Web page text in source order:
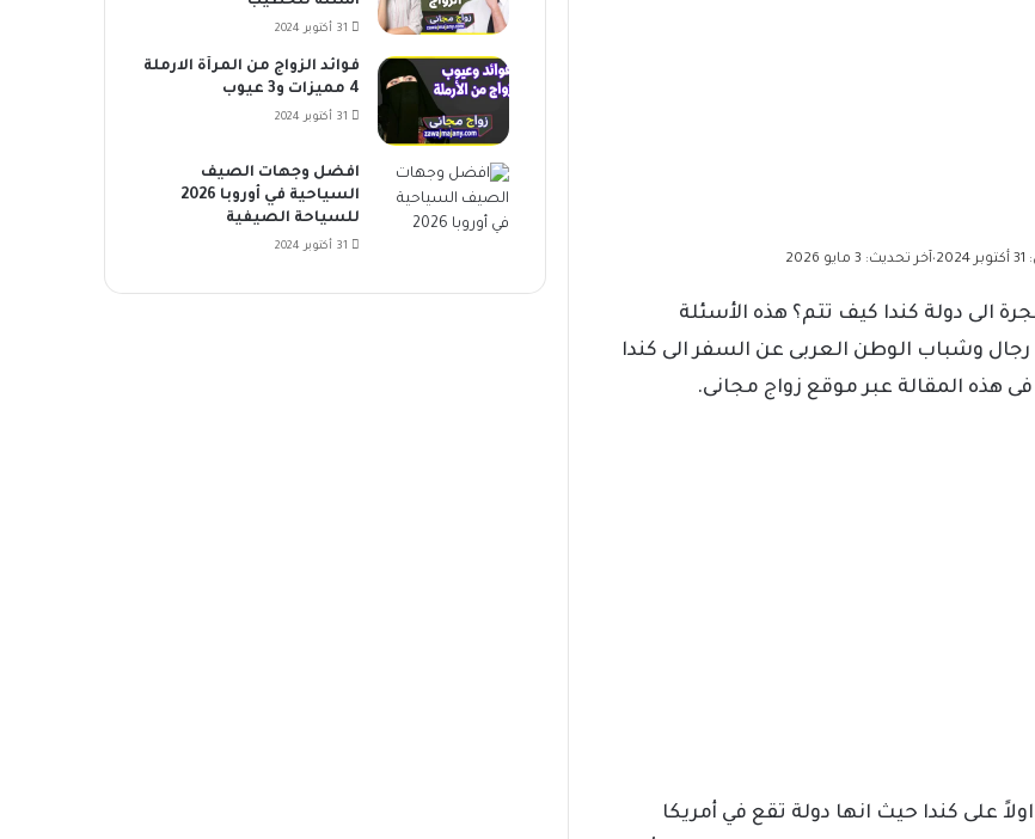
• آخر تحديث: 3 مايو 2026
الهجرة الى دولة كندا كيف تتم؟ هذه الأسئلة
وشباب الوطن العربى عن السفر الى كندا
هذه المقالة عبر موقع زواج مجانى.
على كندا حيث انها دولة تقع في أمريكا
31 أكتوبر 2024
فوائد الزواج من المرأة الارملة
4 مميزات و3 عيوب
31 أكتوبر 2024
افضل وجهات الصيف
السياحية في أوروبا 2026
للسياحة الصيفية
31 أكتوبر 2024